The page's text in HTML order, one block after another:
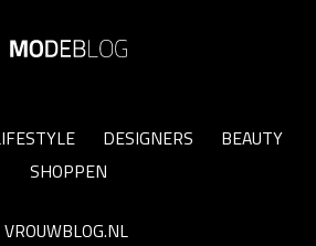
DESIGNERS
BEAUTY
SHOPPEN
VROUWBLOG.NL